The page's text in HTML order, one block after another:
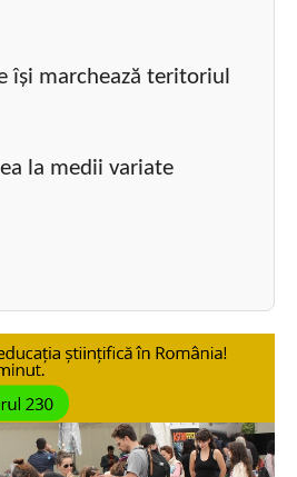
își marchează teritoriul
la medii variate